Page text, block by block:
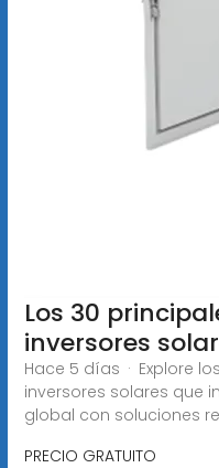
Los 30
inversores
Hace 5 días · Explore
inversores solares que
global con soluciones
PRECIO GRATUITO